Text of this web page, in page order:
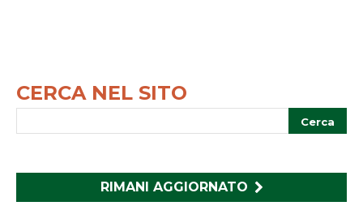
CERCA NEL SITO
RIMANI AGGIORNATO